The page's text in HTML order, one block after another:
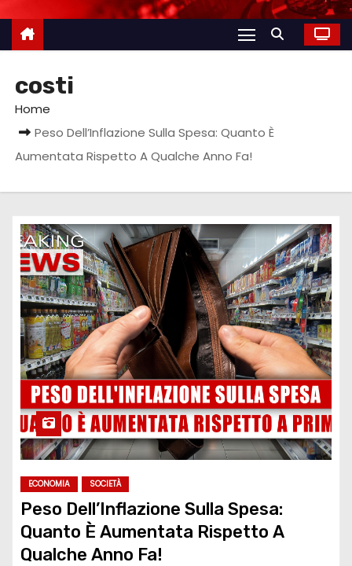
costi
Home
Peso Dell’Inflazione Sulla Spesa: Quanto È
Aumentata Rispetto A Qualche Anno Fa!
ECONOMIA SOCIETÀ
Peso Dell’Inflazione Sulla Spesa:
Quanto È Aumentata Rispetto A
Qualche Anno Fa!